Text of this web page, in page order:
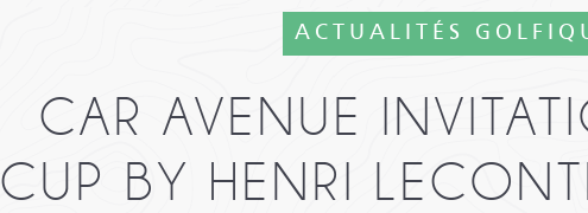
ACTUALITÉS
CAR AVENUE
CUP BY HENRI